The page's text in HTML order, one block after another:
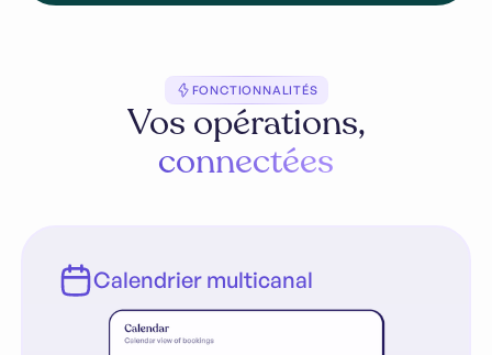
FONCTIONNALITÉS
Vos opérations,
connectées
Calendrier multicanal